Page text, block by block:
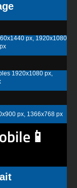
px, 1920x1080
1920x1080 px,
px, 1366x768 px